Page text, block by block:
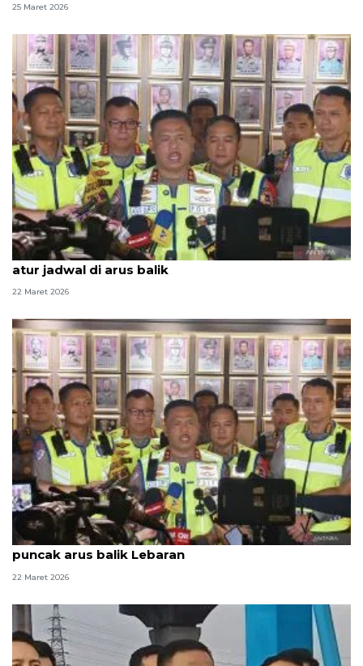
25 Maret 2026
Polri sarankan pemudik manfaatkan WFA untuk
atur jadwal di arus balik
22 Maret 2026
Polri terapkan one way guna urai kepadatan
puncak arus balik Lebaran
22 Maret 2026